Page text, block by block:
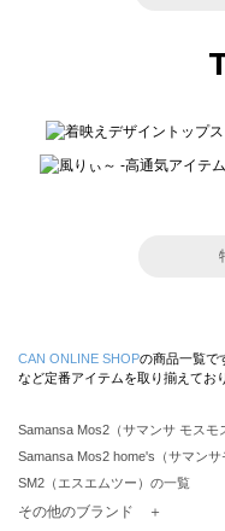
CAN ONLINE SHOPの商品一覧で
など定番アイテムを取り揃えてお
Samansa Mos2（サマンサ モスモ
Samansa Mos2 home's（サマン
SM2（エスエムツー）の一覧
TSUHARU by Samansa Mos2（
その他のブランド ＋